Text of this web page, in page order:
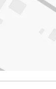
v pořádku, dobře
Spokojenost,
bylo